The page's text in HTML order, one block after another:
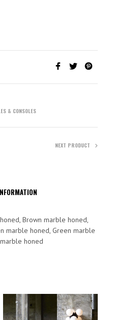
& CONSOLES
NEXT PRODUCT
Brown marble honed,
marble honed, Green marble
honed